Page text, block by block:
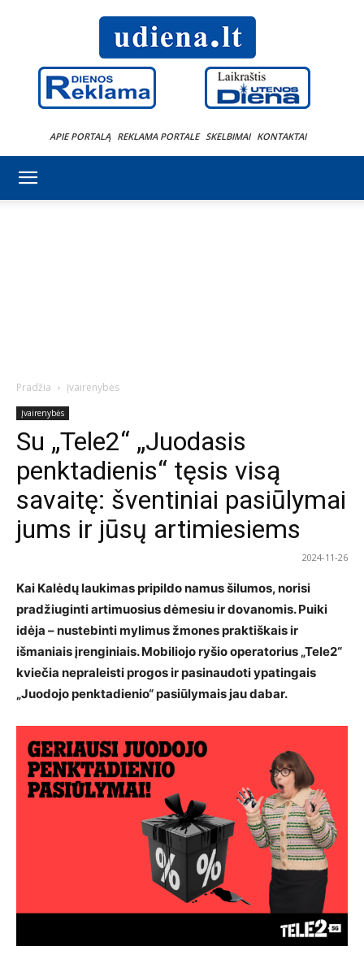
APIE PORTALĄ REKLAMA PORTALE SKELBIMAI KONTAKTAI
Pradžia Įvairenybės
Įvairenybės
Su „Tele2“ „Juodasis
penktadienis“ tęsis visą
savaitę: šventiniai pasiūlymai
jums ir jūsų artimiesiems
2024-11-26
Kai Kalėdų laukimas pripildo namus šilumos, norisi
pradžiuginti artimuosius dėmesiu ir dovanomis. Puiki
idėja – nustebinti mylimus žmones praktiškais ir
išmaniais įrenginiais. Mobiliojo ryšio operatorius „Tele2“
kviečia nepraleisti progos ir pasinaudoti ypatingais
„Juodojo penktadienio“ pasiūlymais jau dabar.